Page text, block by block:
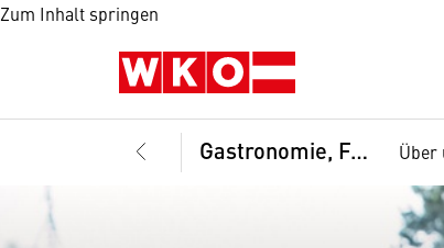
Zum Inhalt springen
Gastronomie, Fachgruppe Über